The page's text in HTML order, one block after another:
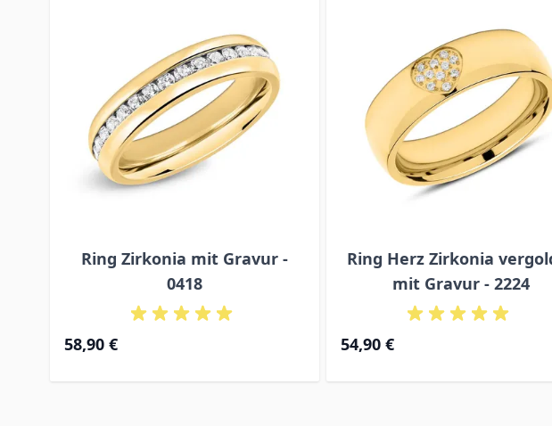
Ring Zirkonia mit Gravur -
0418
58,90 €
Ring Herz Zirkonia
mit Gravur - 2224
54,90 €